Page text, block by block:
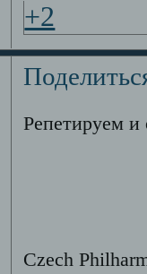
+2
Репетируем
Czech